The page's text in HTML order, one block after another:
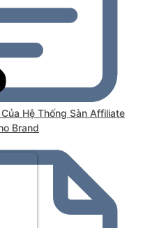
Hệ Thống Sàn Affiliate
Brand